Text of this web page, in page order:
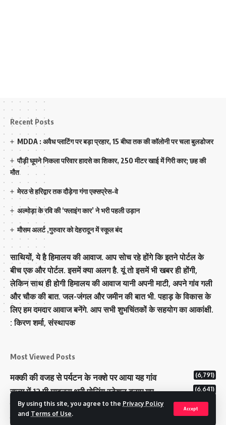
By using this site, you agree to the Privacy Policy
and Terms of Use.
Accept
Recent Posts
MDDA : अवैध प्लाटिंग पर बड़ा प्रहार, 15 बीघा तक की कॉलोनी पर चला बुलडोजर
पौड़ी घूमने निकला परिवार हादसे का शिकार, 250 मीटर खाई में गिरी कार; छह की
मौत
मेरठ से हरिद्वार तक दौड़ेगा गंगा एक्सप्रेस-वे
अल्मोड़ा के रवि की ‘फ्लाइंग कार’ ने भरी पहली उड़ान
मौसम अलर्ट ,गुरुवार को देहरादून में स्कूल बंद
साथियों, ये है हिमालय की आवाज. आप सोच रहे होंगे कि इतने पोर्टल के
बीच एक और पोर्टल. इसमें क्या अलग है. यूं तो इसमें भी खबर ही होंगी,
लेकिन साथ ही होगी हिमालय की आवाज यानी अपनी माटी, अपने गांव गली
और चौक की बात. जल-जंगल और जमीन की बात भी. पहाड़ के विकास के
लिए हम दमदार आवाज बनेंगे. आप सभी शुभचिंतकों के सहयोग का आकांक्षी.
: किरण शर्मा, संस्‍थापक
Most Viewed Posts
मक्‍की की वजह से पर्यटन के नक्‍शे पर आया यह गांव (6,791)
राज्य में 12 पी माइनस थ्री पोलिंग स्टेशन बनाए गए (6,641)
टिहरी राजपरिवार के पास 200 करोड से अधिक की संपत्ति (5,131)
कम मतदान प्रतिशत वाले बूथों पर जनजागरूकता में जुटा चुनाव आयोग